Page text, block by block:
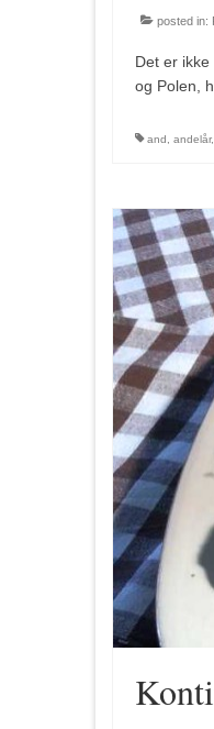
posted in:
Det er
og Polen,
and andelår,